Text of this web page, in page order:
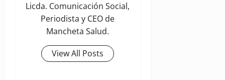
Licda. Comunicación Social,
Periodista y CEO de
Mancheta Salud.
View All Posts